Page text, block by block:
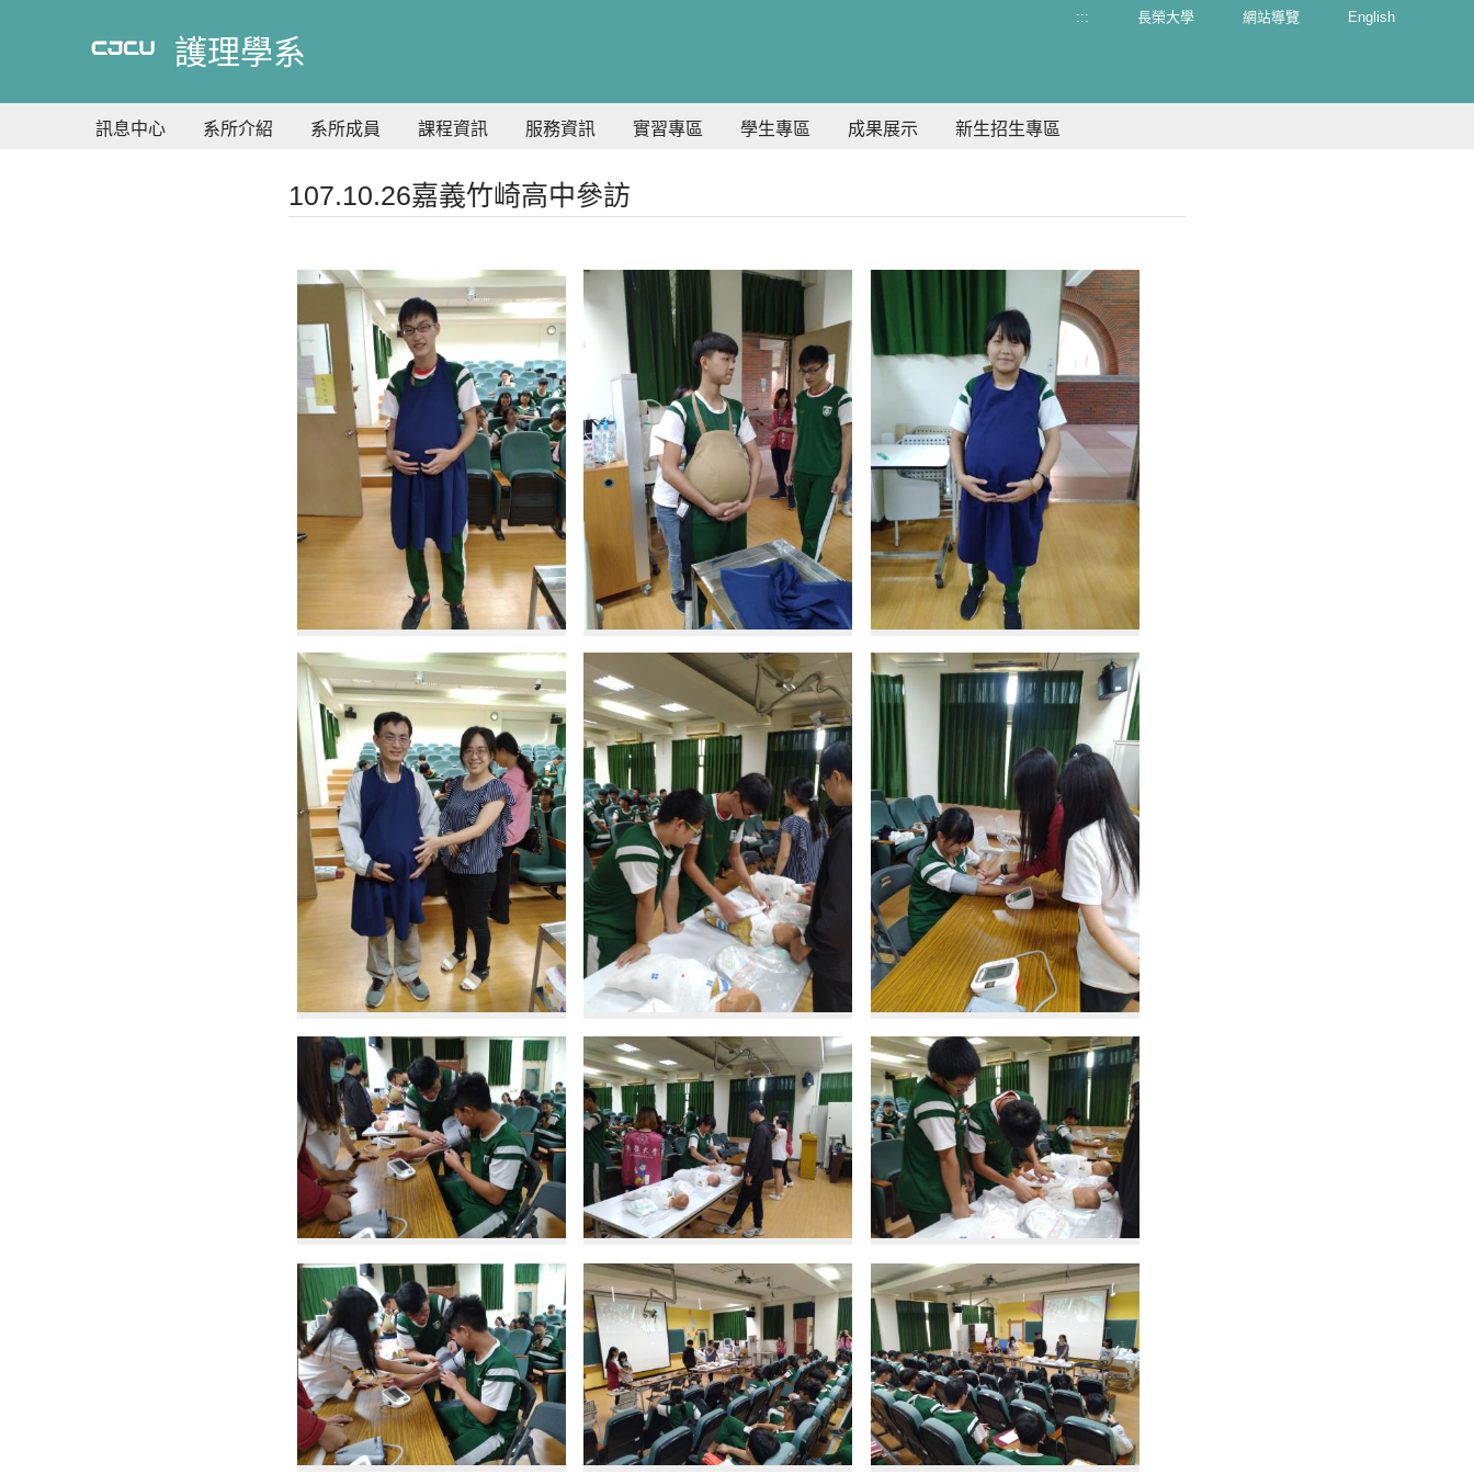
要
容
護理學系
::: 長榮大學 網站導覽 English
訊息中心 系所介紹 系所成員 課程資訊 服務資訊 實習專區 學生專區 成果展示 新生招生專區
107.10.26嘉義竹崎高中參訪